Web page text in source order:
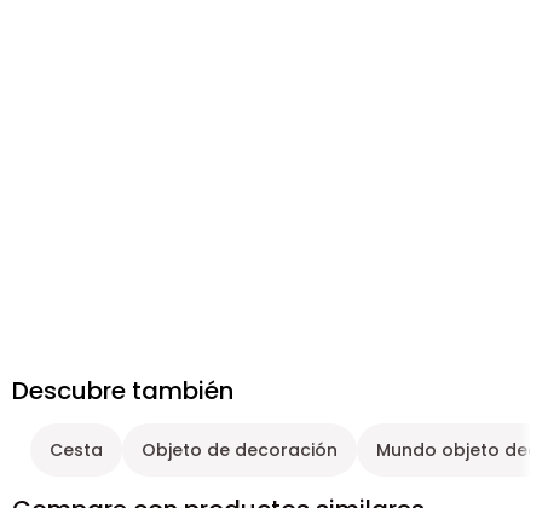
Descubre también
Cesta Objeto de decoración Mundo objeto